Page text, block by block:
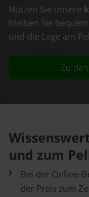
Nutzen Sie unsere
bleiben Sie
und die Lage am
Zu
und zum
Bei der Online-
der Preis zum